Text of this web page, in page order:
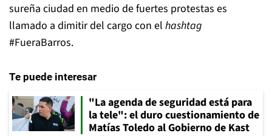
sureña ciudad en medio de fuertes protestas es
llamado a dimitir del cargo con el hashtag
#FueraBarros.
Te puede interesar
"La agenda de seguridad está para
la tele": el duro cuestionamiento de
Matías Toledo al Gobierno de Kast